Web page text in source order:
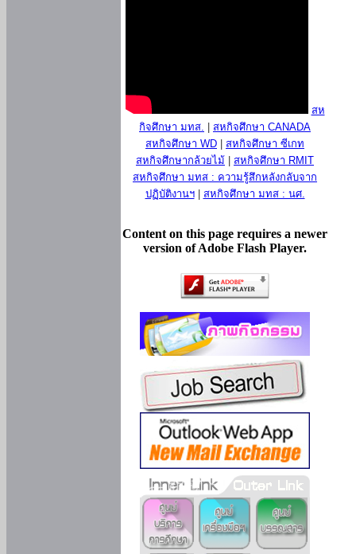
สห
กิจศึกษา มทส.
สหกิจศึกษา CANADA
สหกิจศึกษา WD
สหกิจศึกษา ซีเกท
สหกิจศึกษากล้วยไม้
สหกิจศึกษา RMIT
สหกิจศึกษา มทส : ความรู้สึกหลังกลับจาก
ปฏิบัติงานฯ| สหกิจศึกษา มทส : นศ.
Content on this page requires a newer
version of Adobe Flash Player.